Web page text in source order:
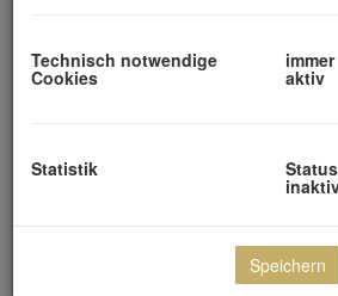
+43 699 15 15 22
Technisch notwendige
Cookies
immer
aktiv
Statistik
Speichern